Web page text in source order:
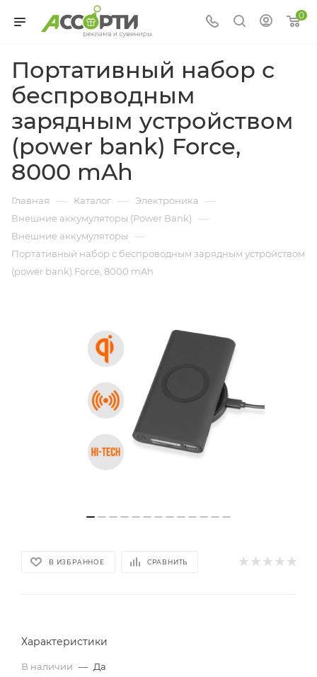
0
Портативный набор с
беспроводным
зарядным устройством
(power bank) Force,
8000 mAh
Главная — Каталог — Электроника —
Внешние аккумуляторы (Power Bank) —
Внешние аккумуляторы —
Портативный набор с беспроводным зарядным устройством
(power bank) Force, 8000 mAh
В ИЗБРАННОЕ СРАВНИТЬ
Характеристики
В наличии — Да